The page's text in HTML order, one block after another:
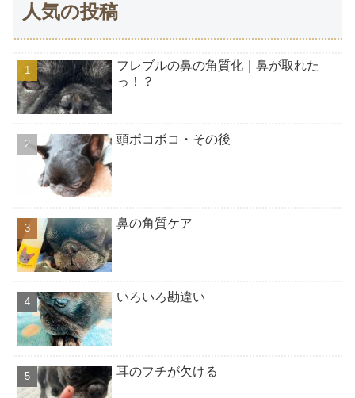
人気の投稿
フレブルの鼻の角質化｜鼻が取れた
っ！？
頭ボコボコ・その後
鼻の角質ケア
いろいろ勘違い
耳のフチが欠ける